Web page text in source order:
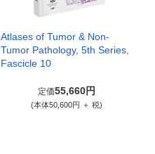
Atlases of Tumor & Non-
Tumor Pathology, 5th Series,
Fascicle 10
定価55,660円
(本体50,600円 ＋ 税)